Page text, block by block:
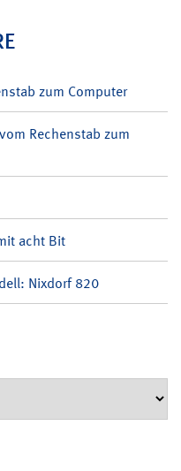
zum Computer
Rechenstab zum
acht Bit
Nixdorf 820